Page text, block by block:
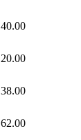
40.00
20.00
38.00
62.00